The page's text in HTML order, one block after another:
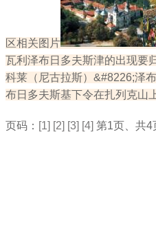
区相关图片
瓦利泽布日多夫斯津的出现要
科莱（尼古拉斯）&#8226;泽
布日多夫斯基下令在扎列克山
页码： [1] [2] [3] [4] 第1页、共4